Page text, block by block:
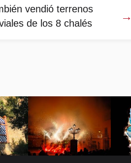
vendió terrenos
de los 8 chalés
→